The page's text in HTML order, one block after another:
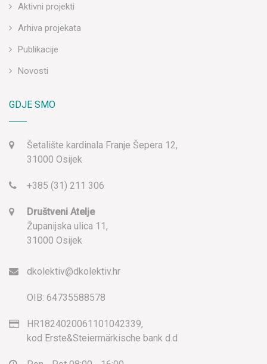
Aktivni projekti
Arhiva projekata
Publikacije
Novosti
GDJE SMO
Šetalište kardinala Franje Šepera 12,
31000 Osijek
+385 (31) 211 306
Društveni Atelje
Županijska ulica 11,
31000 Osijek
dkolektiv@dkolektiv.hr
OIB: 64735588578
HR1824020061101042339,
kod Erste&Steiermärkische bank d.d